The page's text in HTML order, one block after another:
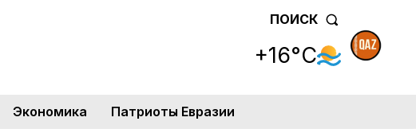
ПОИСК
+16°C
Экономика Патриоты Евразии